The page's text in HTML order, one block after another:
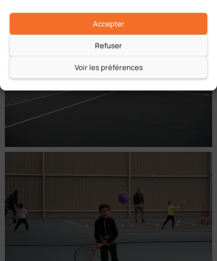
Accepter
Refuser
Voir les préférences